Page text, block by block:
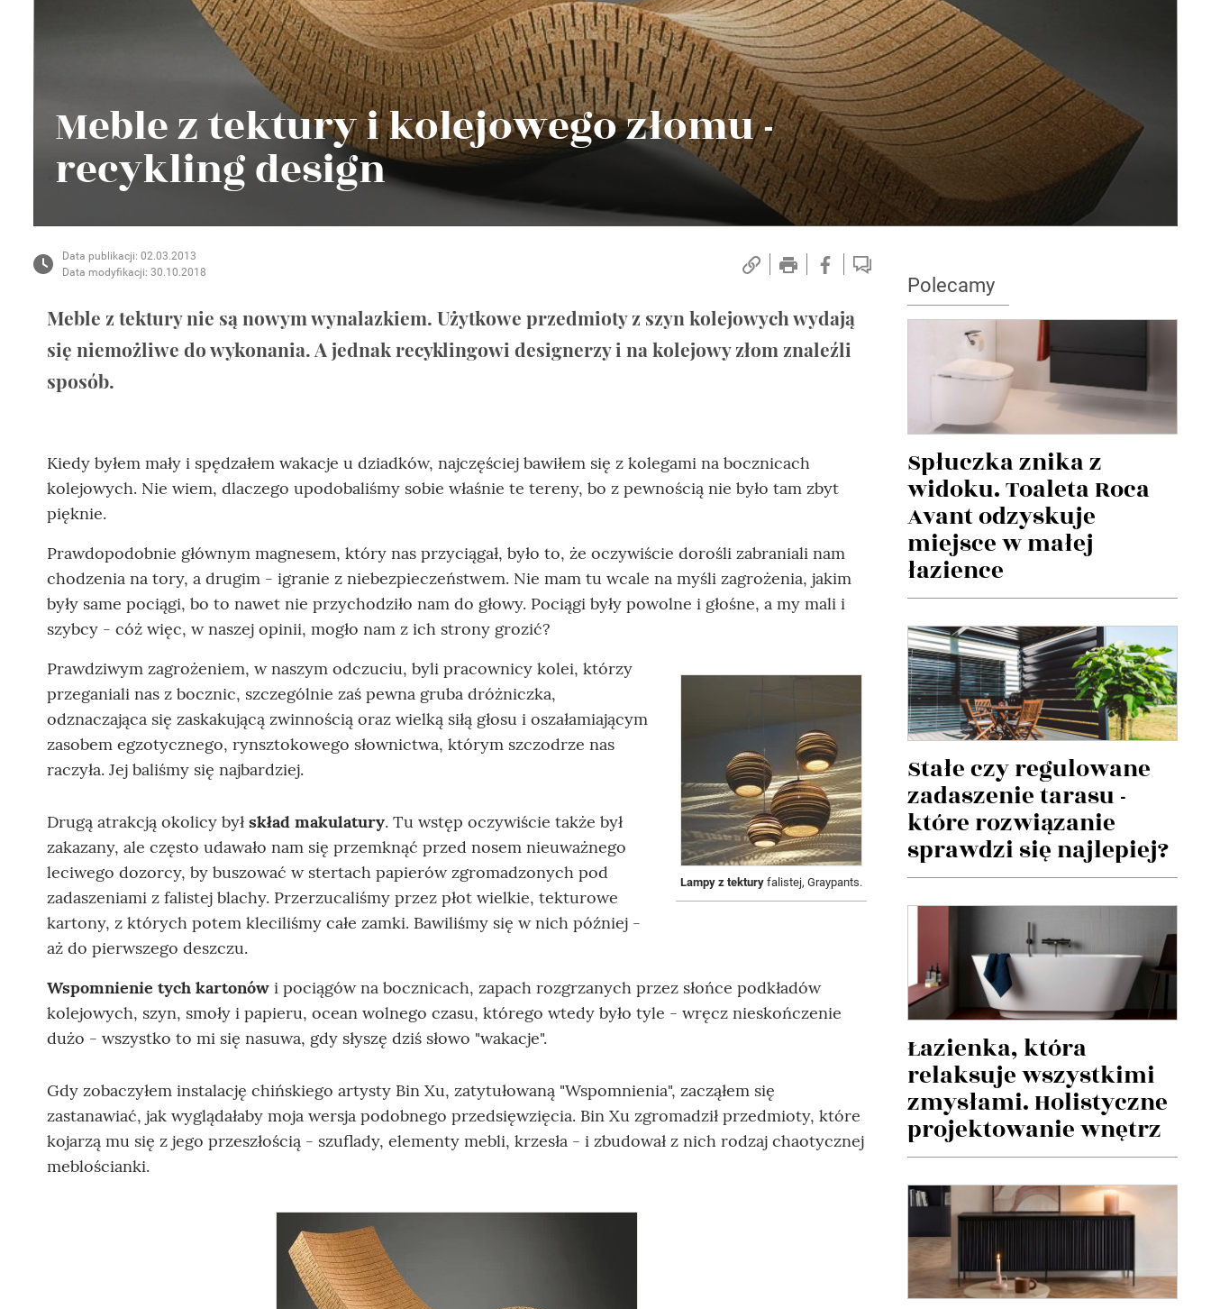
Wellnes
DIY
Meble z tektury i kolejowego złomu -
recykling design
Data publikacji: 02.03.2013
Data modyfikacji: 30.10.2018
Meble z tektury nie są nowym wynalazkiem. Użytkowe przedmioty z szyn kolejowych wydają
się niemożliwe do wykonania. A jednak recyklingowi designerzy i na kolejowy złom znaleźli
sposób.
Kiedy byłem mały i spędzałem wakacje u dziadków, najczęściej bawiłem się z kolegami na bocznicach
kolejowych. Nie wiem, dlaczego upodobaliśmy sobie właśnie te tereny, bo z pewnością nie było tam zbyt
pięknie.
Prawdopodobnie głównym magnesem, który nas przyciągał, było to, że oczywiście dorośli zabraniali nam
chodzenia na tory, a drugim - igranie z niebezpieczeństwem. Nie mam tu wcale na myśli zagrożenia, jakim
były same pociągi, bo to nawet nie przychodziło nam do głowy. Pociągi były powolne i głośne, a my mali i
szybcy - cóż więc, w naszej opinii, mogło nam z ich strony grozić?
Lampy z tektury falistej, Graypants.
Prawdziwym zagrożeniem, w naszym odczuciu, byli pracownicy kolei, którzy
przeganiali nas z bocznic, szczególnie zaś pewna gruba dróżniczka,
odznaczająca się zaskakującą zwinnością oraz wielką siłą głosu i oszałamiającym
zasobem egzotycznego, rynsztokowego słownictwa, którym szczodrze nas
raczyła. Jej baliśmy się najbardziej.
Drugą atrakcją okolicy był skład makulatury. Tu wstęp oczywiście także był
zakazany, ale często udawało nam się przemknąć przed nosem nieuważnego
leciwego dozorcy, by buszować w stertach papierów zgromadzonych pod
zadaszeniami z falistej blachy. Przerzucaliśmy przez płot wielkie, tekturowe
kartony, z których potem kleciliśmy całe zamki. Bawiliśmy się w nich później -
aż do pierwszego deszczu.
Wspomnienie tych kartonów i pociągów na bocznicach, zapach rozgrzanych przez słońce podkładów
kolejowych, szyn, smoły i papieru, ocean wolnego czasu, którego wtedy było tyle - wręcz nieskończenie
dużo - wszystko to mi się nasuwa, gdy słyszę dziś słowo "wakacje".
Gdy zobaczyłem instalację chińskiego artysty Bin Xu, zatytułowaną "Wspomnienia", zacząłem się
zastanawiać, jak wyglądałaby moja wersja podobnego przedsięwzięcia. Bin Xu zgromadził przedmioty, które
kojarzą mu się z jego przeszłością - szuflady, elementy mebli, krzesła - i zbudował z nich rodzaj chaotycznej
meblościanki.
Polecamy
Spłuczka znika z
widoku. Toaleta Roca
Avant odzyskuje
miejsce w małej
łazience
Stałe czy regulowane
zadaszenie tarasu -
które rozwiązanie
sprawdzi się najlepiej?
Łazienka, która
relaksuje wszystkimi
zmysłami. Holistyczne
projektowanie wnętrz